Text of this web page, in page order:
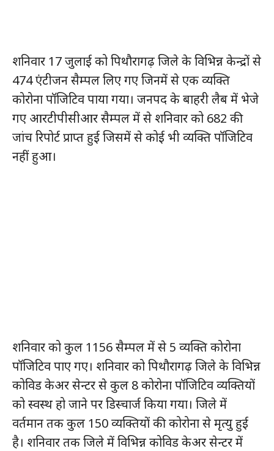
शनिवार 17 जुलाई को पिथौरागढ़ जिले के विभिन्न केन्द्रों से
474 एंटीजन सैम्पल लिए गए जिनमें से एक व्यक्ति
कोरोना पॉजिटिव पाया गया। जनपद के बाहरी लैब में भेजे
गए आरटीपीसीआर सैम्पल में से शनिवार को 682 की
जांच रिपोर्ट प्राप्त हुई जिसमें से कोई भी व्यक्ति पॉजिटिव
नहीं हुआ।
शनिवार को कुल 1156 सैम्पल में से 5 व्यक्ति कोरोना
पॉजिटिव पाए गए। शनिवार को पिथौरागढ़ जिले के विभिन्न
कोविड केअर सेन्टर से कुल 8 कोरोना पॉजिटिव व्यक्तियों
को स्वस्थ हो जाने पर डिस्चार्ज किया गया। जिले में
वर्तमान तक कुल 150 व्यक्तियों की कोरोना से मृत्यु हुई
है। शनिवार तक जिले में विभिन्न कोविड केअर सेन्टर में